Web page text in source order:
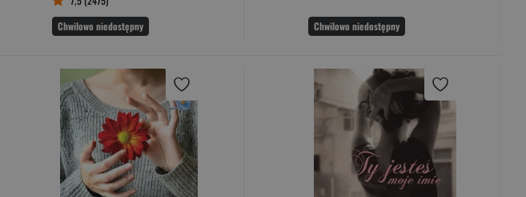
Chwilowo niedostępny
Chwilowo niedostępny